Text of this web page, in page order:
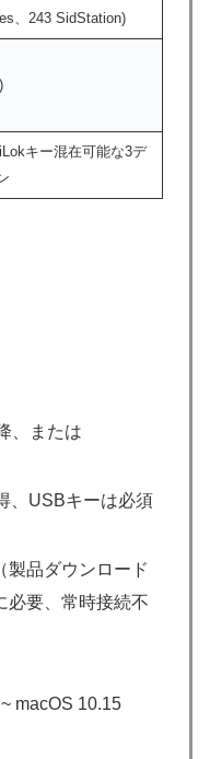
、243 SidStation)
キー混在可能な3デ
、または
、USBキーは必須
製品ダウンロード
必要、常時接続不
macOS 10.15